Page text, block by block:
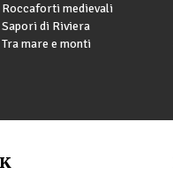
Roccaforti medievali
Sapori di Riviera
Tra mare e monti